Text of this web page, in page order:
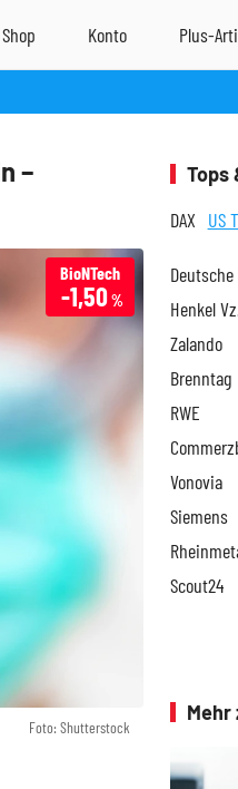
–
Foto: Shutterstock
BioNTech
-1,50%
Tops
DAX US
Henkel
Zalando
Brenntag
RWE
Vonovia
Siemens
Scout24
Mehr